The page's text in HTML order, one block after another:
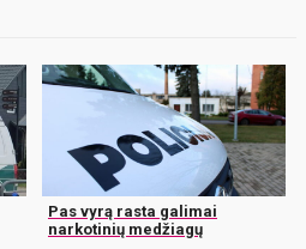
Pas vyrą rasta galimai
narkotinių medžiagų